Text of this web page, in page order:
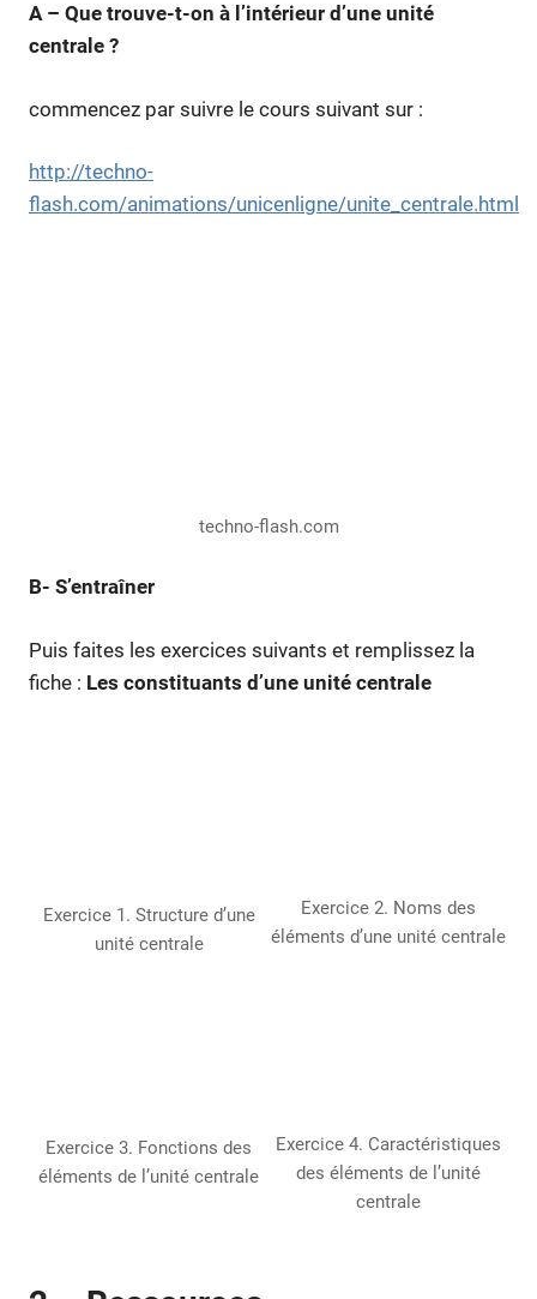
A – Que trouve-t-on à l’intérieur d’une unité
centrale ?
commencez par suivre le cours suivant sur :
http://techno-
flash.com/animations/unicenligne/unite_centrale.html
techno-flash.com
B- S’entraîner
Puis faites les exercices suivants et remplissez la
fiche : Les constituants d’une unité centrale
Exercice 1. Structure d’une
unité centrale
Exercice 3. Fonctions des
éléments de l’unité centrale
Exercice 2. Noms des
éléments d’une unité centrale
Exercice 4. Caractéristiques
des éléments de l’unité
centrale